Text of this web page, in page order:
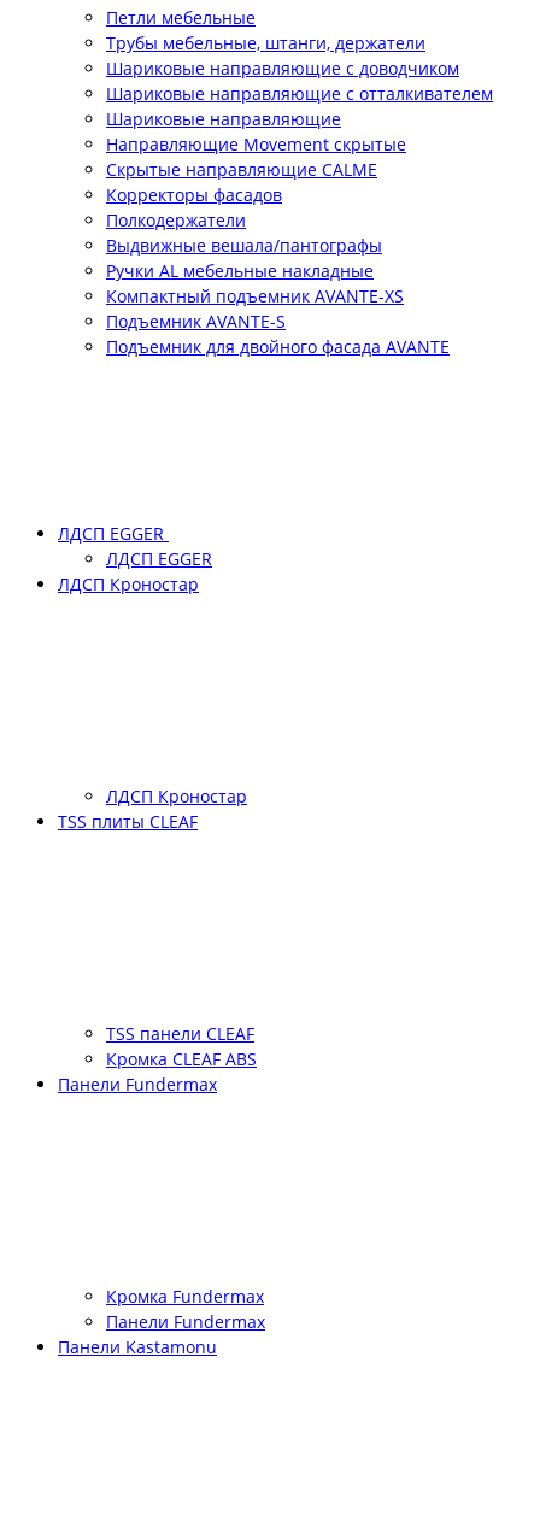
Петли мебельные
Трубы мебельные, штанги, держатели
Шариковые направляющие с доводчиком
Шариковые направляющие с отталкивателем
Шариковые направляющие
Направляющие Movement скрытые
Скрытые направляющие CALME
Корректоры фасадов
Полкодержатели
Выдвижные вешала/пантографы
Ручки AL мебельные накладные
Компактный подъемник АVANTE-XS
Подъемник АVANTE-S
Подъемник для двойного фасада АVANTE
ЛДСП EGGER
ЛДСП EGGER
ЛДСП Кроностар
ЛДСП Кроностар
TSS плиты CLEAF
TSS панели CLEAF
Кромка CLEAF ABS
Панели Fundermax
Кромка Fundermax
Панели Fundermax
Панели Kastamonu